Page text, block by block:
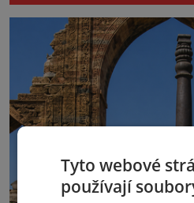
Tyto webové
používají